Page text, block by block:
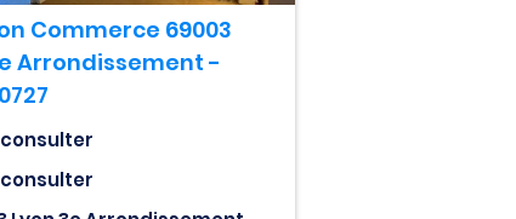
Commerce 69003
Arrondissement -